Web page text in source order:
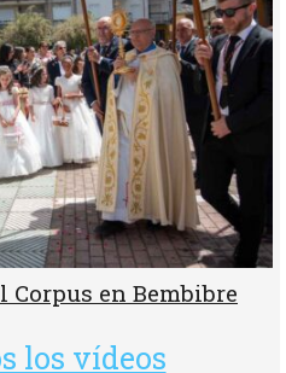
Corpus en Bembibre
los vídeos